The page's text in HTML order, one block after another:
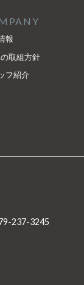
報
取組方針
フ紹介
237-3245